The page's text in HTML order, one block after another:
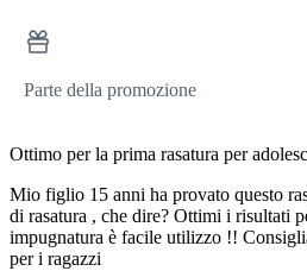
Parte della promozione
Ottimo per la prima rasatura per
Mio figlio 15 anni ha provato questo
di rasatura , che dire? Ottimi i risultati
impugnatura è facile utilizzo !!
per i ragazzi